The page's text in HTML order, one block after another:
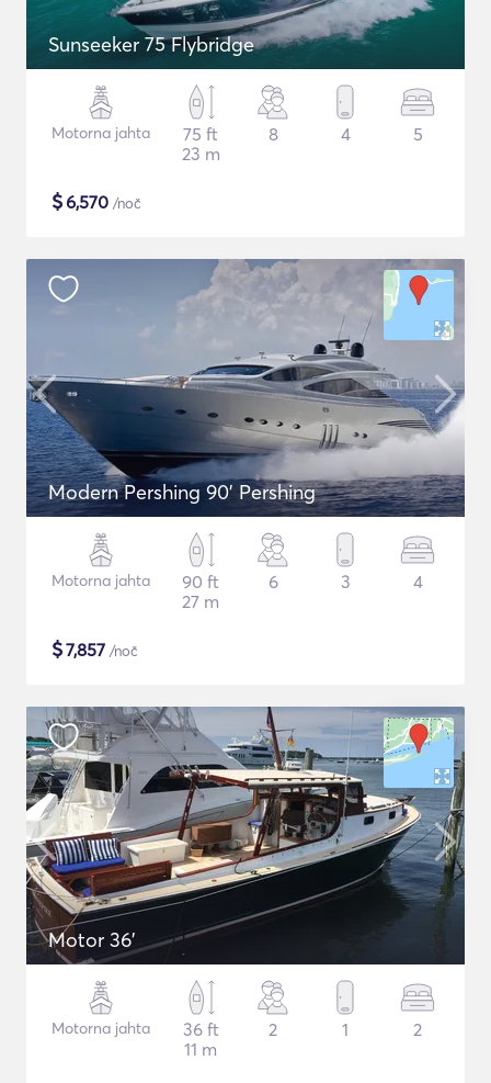
Sunseeker 75 Flybridge
Motorna jahta
75 ft
23 m
8 4 5
$6,570 /noč
Modern Pershing 90' Pershing
Motorna jahta
90 ft
27 m
6 3 4
$7,857 /noč
Motor 36'
Motorna jahta
36 ft
11 m
2 1 2